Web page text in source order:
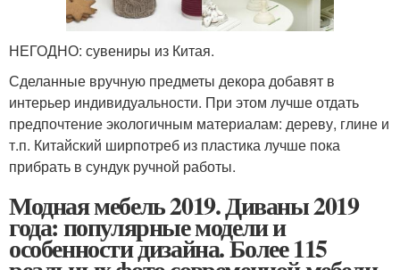
НЕГОДНО: сувениры из Китая.
Сделанные вручную предметы декора добавят в
интерьер индивидуальности. При этом лучше отдать
предпочтение экологичным материалам: дереву, глине и
т.п. Китайский ширпотреб из пластика лучше пока
прибрать в сундук ручной работы.
Модная мебель 2019. Диваны 2019
года: популярные модели и
особенности дизайна. Более 115